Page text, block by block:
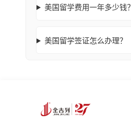
美国留学费用一年多少钱？
美国留学签证怎么办理？